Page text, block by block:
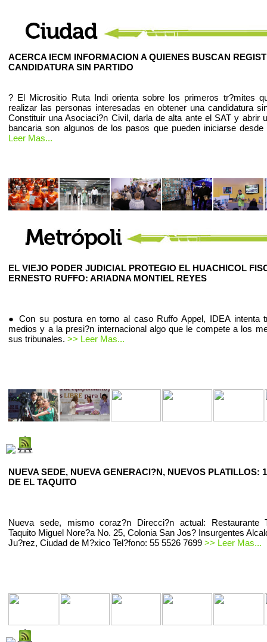
ACERCA IECM INFORMACION A QUIENES BUSCAN
CANDIDATURA SIN PARTIDO
? El Micrositio Ruta Indi orienta sobre los primeros tr?mites
realizar las personas interesadas en obtener una candidatura
Constituir una Asociaci?n Civil, darla de alta ante el SAT y abrir
bancaria son algunos de los pasos que pueden iniciarse
Leer Mas...
EL VIEJO PODER JUDICIAL PROTEGIO EL HUACHICOL
ERNESTO RUFFO: ARIADNA MONTIEL REYES
● Con su postura en torno al caso Ruffo Appel, IDEA intenta
medios y a la presi?n internacional algo que le compete a los
sus tribunales. >> Leer Mas...
NUEVA SEDE, NUEVA GENERACI?N, NUEVOS PLATILLOS:
DE EL TAQUITO
Nueva sede, mismo coraz?n Direcci?n actual: Restaurante
Taquito Miguel Nore?a No. 25, Colonia San Jos? Insurgentes
Ju?rez, Ciudad de M?xico Tel?fono: 55 5526 7699 >> Leer Mas...